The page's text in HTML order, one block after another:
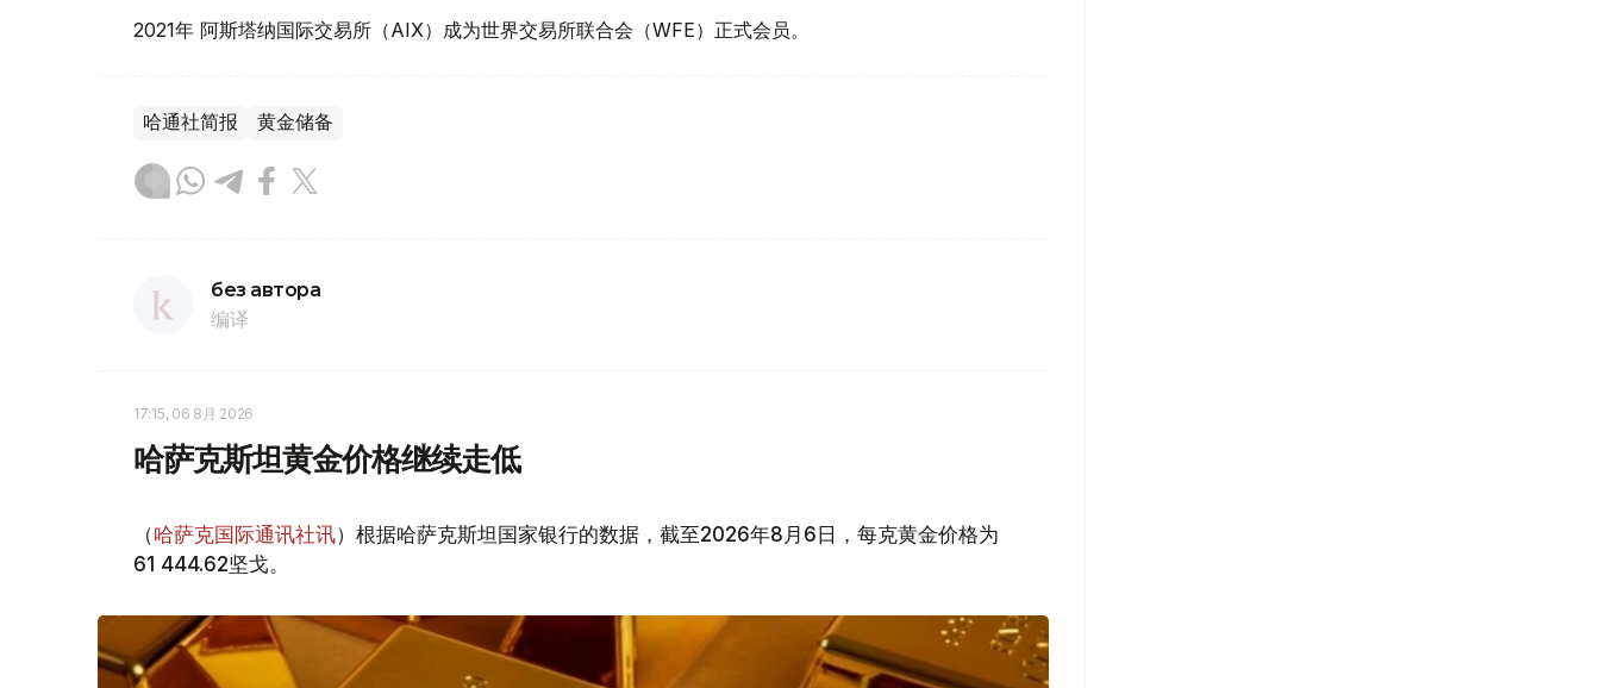
2021年 阿斯塔纳国际交易所（AIX）成为世界交易所联合会（WFE）正式会员。
哈通社简报 黄金储备
без автора
编译
17:15, 06 8月 2026
哈萨克斯坦黄金价格继续走低
（哈萨克国际通讯社讯）根据哈萨克斯坦国家银行的数据，截至2026年8月6日，每克黄金价格为
61 444.62坚戈。